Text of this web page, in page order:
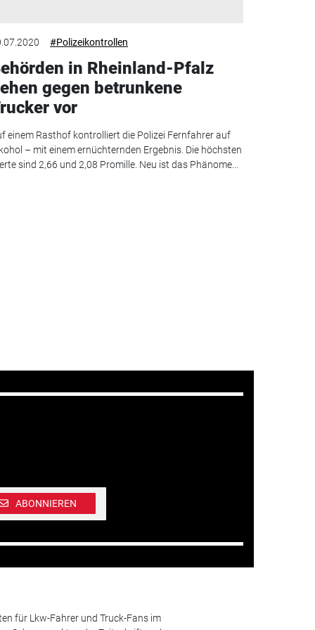
#Polizeikontrollen
in Rheinland-Pfalz
gegen betrunkene
vor
einem Rasthof kontrolliert die Polizei Fernfahrer auf
– mit einem ernüchternden Ergebnis. Die höchsten
sind 2,66 und 2,08 Promille. Neu ist das Phänome...
ABONNIEREN
für Lkw-Fahrer und Truck-Fans im